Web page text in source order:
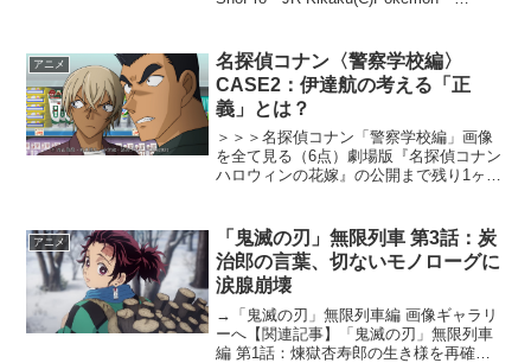
アニメ
名探偵コナン〈警察学校編〉
CASE2：伊達航の考える「正
義」とは？
＞＞＞名探偵コナン「警察学校編」画像
を全て見る（6点）劇場版『名探偵コナン
ハロウィンの花嫁』の公開まで残り1ヶ月
校編第2弾の伊達編が放送となりました。
伊達航は『名探偵...
アニメ
「鬼滅の刃」無限列車 第3話：炭
治郎の言葉、切ないモノローグに
涙腺崩壊
→「鬼滅の刃」無限列車編 画像ギャラリ
ーへ【関連記事】「鬼滅の刃」無限列車
編 第1話：煉獄杏寿郎の生き様を再確認